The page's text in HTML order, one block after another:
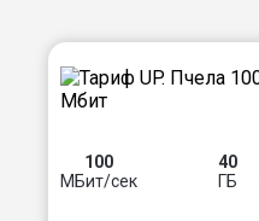
100
МБит/сек
40
ГБ